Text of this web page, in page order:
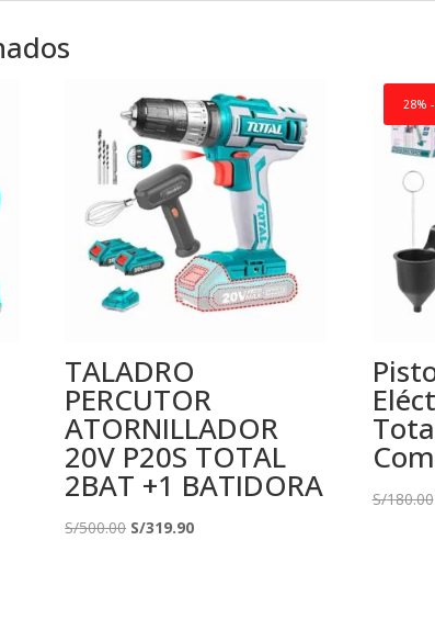
TALADRO
PERCUTOR
ATORNILLADOR
20V P20S TOTAL
2BAT +1 BATIDORA
S/500.00 El
S/319.90El
28% -
S/180.00